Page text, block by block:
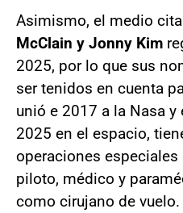
Asimismo, el medio
McClain y Jonny Kim
2025, por lo que sus
ser tenidos en cuenta
unió e 2017 a la Nasa
2025 en el espacio,
operaciones especiales
piloto, médico y
como cirujano de